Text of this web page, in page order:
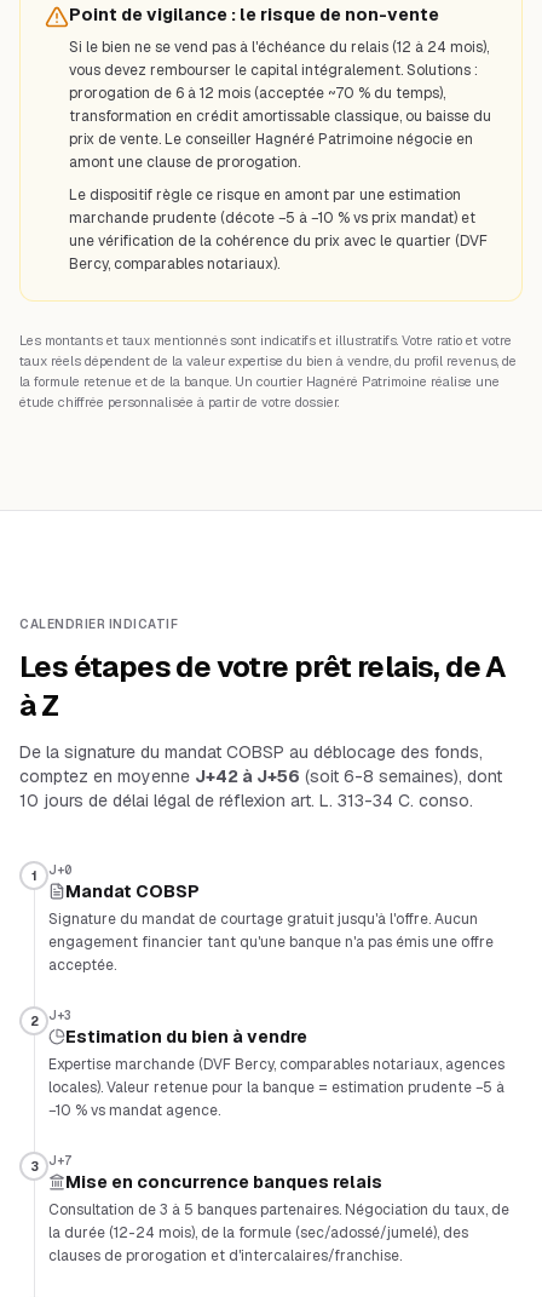
Point de vigilance : le risque de non-vente
Si le bien ne se vend pas à l'échéance du relais (12 à 24 mois),
vous devez rembourser le capital intégralement. Solutions :
prorogation de 6 à 12 mois (acceptée ~70 % du temps),
transformation en crédit amortissable classique, ou baisse du
prix de vente. Le conseiller Hagnéré Patrimoine négocie en
amont une clause de prorogation.
Le dispositif règle ce risque en amont par une estimation
marchande prudente (décote −5 à −10 % vs prix mandat) et
une vérification de la cohérence du prix avec le quartier (DVF
Bercy, comparables notariaux).
Les montants et taux mentionnés sont indicatifs et illustratifs. Votre ratio et votre
taux réels dépendent de la valeur expertise du bien à vendre, du profil revenus, de
la formule retenue et de la banque. Un courtier Hagnéré Patrimoine réalise une
étude chiffrée personnalisée à partir de votre dossier.
CALENDRIER INDICATIF
Les étapes de votre prêt relais, de A
à Z
De la signature du mandat COBSP au déblocage des fonds,
comptez en moyenne J+42 à J+56 (soit 6-8 semaines), dont
10 jours de délai légal de réflexion art. L. 313-34 C. conso.
1 J+0
Mandat COBSP
Signature du mandat de courtage gratuit jusqu'à l'offre. Aucun
engagement financier tant qu'une banque n'a pas émis une offre
acceptée.
2 J+3
Estimation du bien à vendre
Expertise marchande (DVF Bercy, comparables notariaux, agences
locales). Valeur retenue pour la banque = estimation prudente −5 à
−10 % vs mandat agence.
3 J+7
Mise en concurrence banques relais
Consultation de 3 à 5 banques partenaires. Négociation du taux, de
la durée (12-24 mois), de la formule (sec/adossé/jumelé), des
clauses de prorogation et d'intercalaires/franchise.